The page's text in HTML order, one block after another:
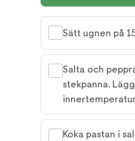
Sätt ugnen på
Salta och
stekpanna.
Koka pastan i